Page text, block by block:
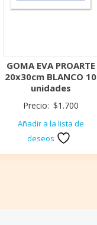
GOMA EVA PROARTE
20x30cm BLANCO 10
unidades
Precio: $1.700
Añadir a la lista de
deseos